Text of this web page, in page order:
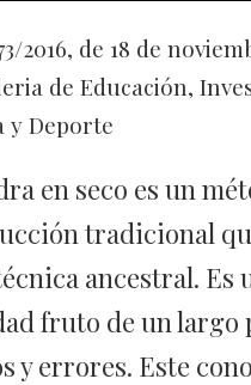
2016, de 18 de
de Educación,
y Deporte
en seco es un
tradicional
ancestral. Es
fruto de un largo
y errores. Este